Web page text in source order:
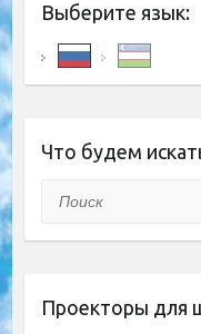
Выберите язык:
Что будем
Поиск
Проекторы для